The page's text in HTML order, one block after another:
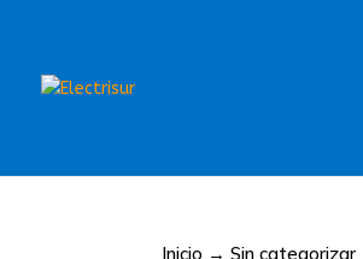
Inicio →Sin categorizar